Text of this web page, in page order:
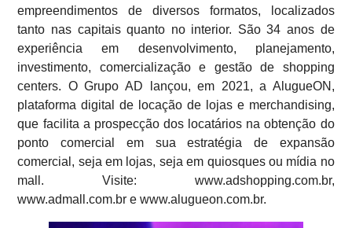
empreendimentos de diversos formatos, localizados
tanto nas capitais quanto no interior. São 34 anos de
experiência em desenvolvimento, planejamento,
investimento, comercialização e gestão de shopping
centers. O Grupo AD lançou, em 2021, a AlugueON,
plataforma digital de locação de lojas e merchandising,
que facilita a prospecção dos locatários na obtenção do
ponto comercial em sua estratégia de expansão
comercial, seja em lojas, seja em quiosques ou mídia no
mall. Visite: www.adshopping.com.br,
www.admall.com.br e www.alugueon.com.br.